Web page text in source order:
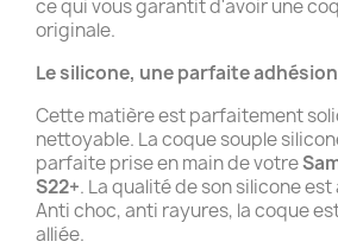
ce qui vous garantit d'avoir une
originale.
Le silicone, une parfaite adhésion
Cette matière est parfaitement
nettoyable. La coque souple
parfaite prise en main de votre
S22+. La qualité de son silicone
Anti choc, anti rayures, la coque
alliée.